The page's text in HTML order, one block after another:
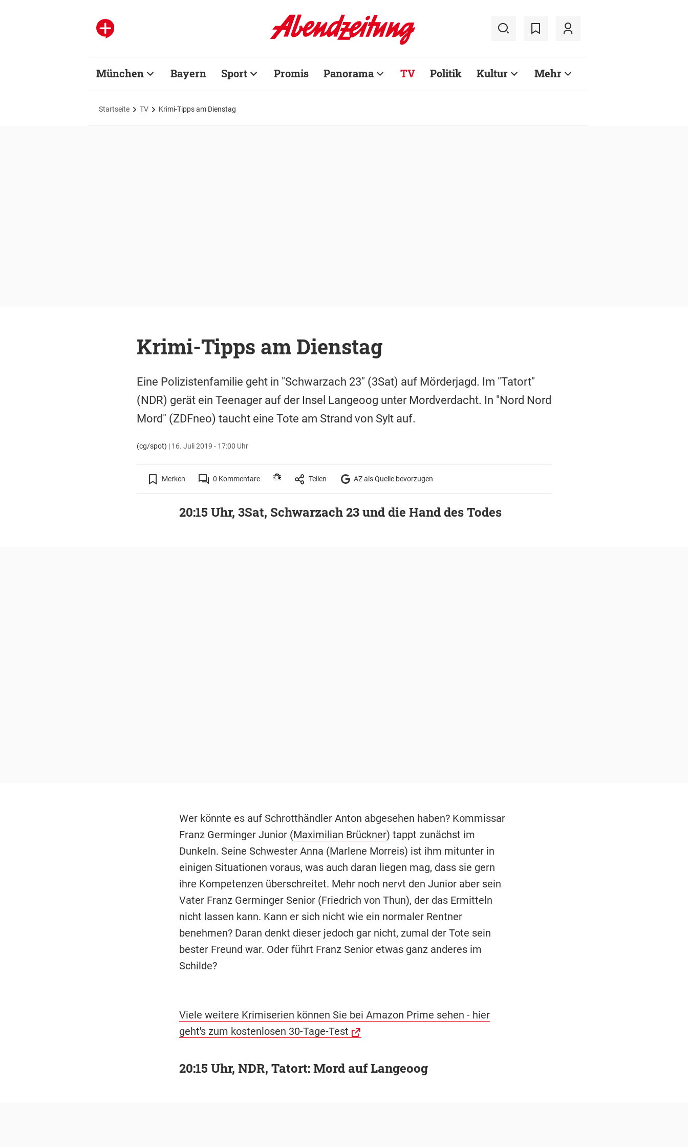
München Bayern Sport Promis Panorama TV Politik Kultur Mehr
Startseite TV Krimi-Tipps am Dienstag
Krimi-Tipps am Dienstag
Eine Polizistenfamilie geht in "Schwarzach 23" (3Sat) auf Mörderjagd. Im "Tatort"
(NDR) gerät ein Teenager auf der Insel Langeoog unter Mordverdacht. In "Nord Nord
Mord" (ZDFneo) taucht eine Tote am Strand von Sylt auf.
(cg/spot) | 16. Juli 2019 - 17:00 Uhr
Merken 0 Kommentare Teilen AZ als Quelle bevorzugen
20:15 Uhr, 3Sat, Schwarzach 23 und die Hand des Todes
Wer könnte es auf Schrotthändler Anton abgesehen haben? Kommissar
Franz Germinger Junior (Maximilian Brückner) tappt zunächst im
Dunkeln. Seine Schwester Anna (Marlene Morreis) ist ihm mitunter in
einigen Situationen voraus, was auch daran liegen mag, dass sie gern
ihre Kompetenzen überschreitet. Mehr noch nervt den Junior aber sein
Vater Franz Germinger Senior (Friedrich von Thun), der das Ermitteln
nicht lassen kann. Kann er sich nicht wie ein normaler Rentner
benehmen? Daran denkt dieser jedoch gar nicht, zumal der Tote sein
bester Freund war. Oder führt Franz Senior etwas ganz anderes im
Schilde?
Viele weitere Krimiserien können Sie bei Amazon Prime sehen - hier
geht's zum kostenlosen 30-Tage-Test
20:15 Uhr, NDR, Tatort: Mord auf Langeoog